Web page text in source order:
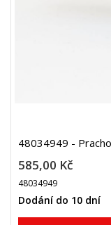
48034949 -
585,00 Kč
48034949
Dodání do 10 dní